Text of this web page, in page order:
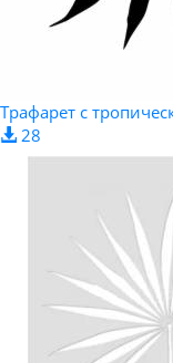
Трафарет с
28